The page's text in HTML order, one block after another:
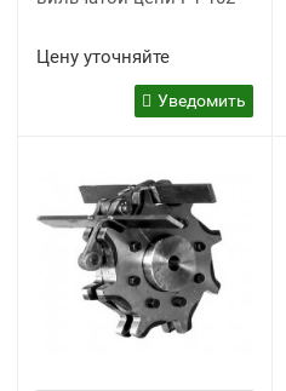
Цену уточняйте
Уведомить